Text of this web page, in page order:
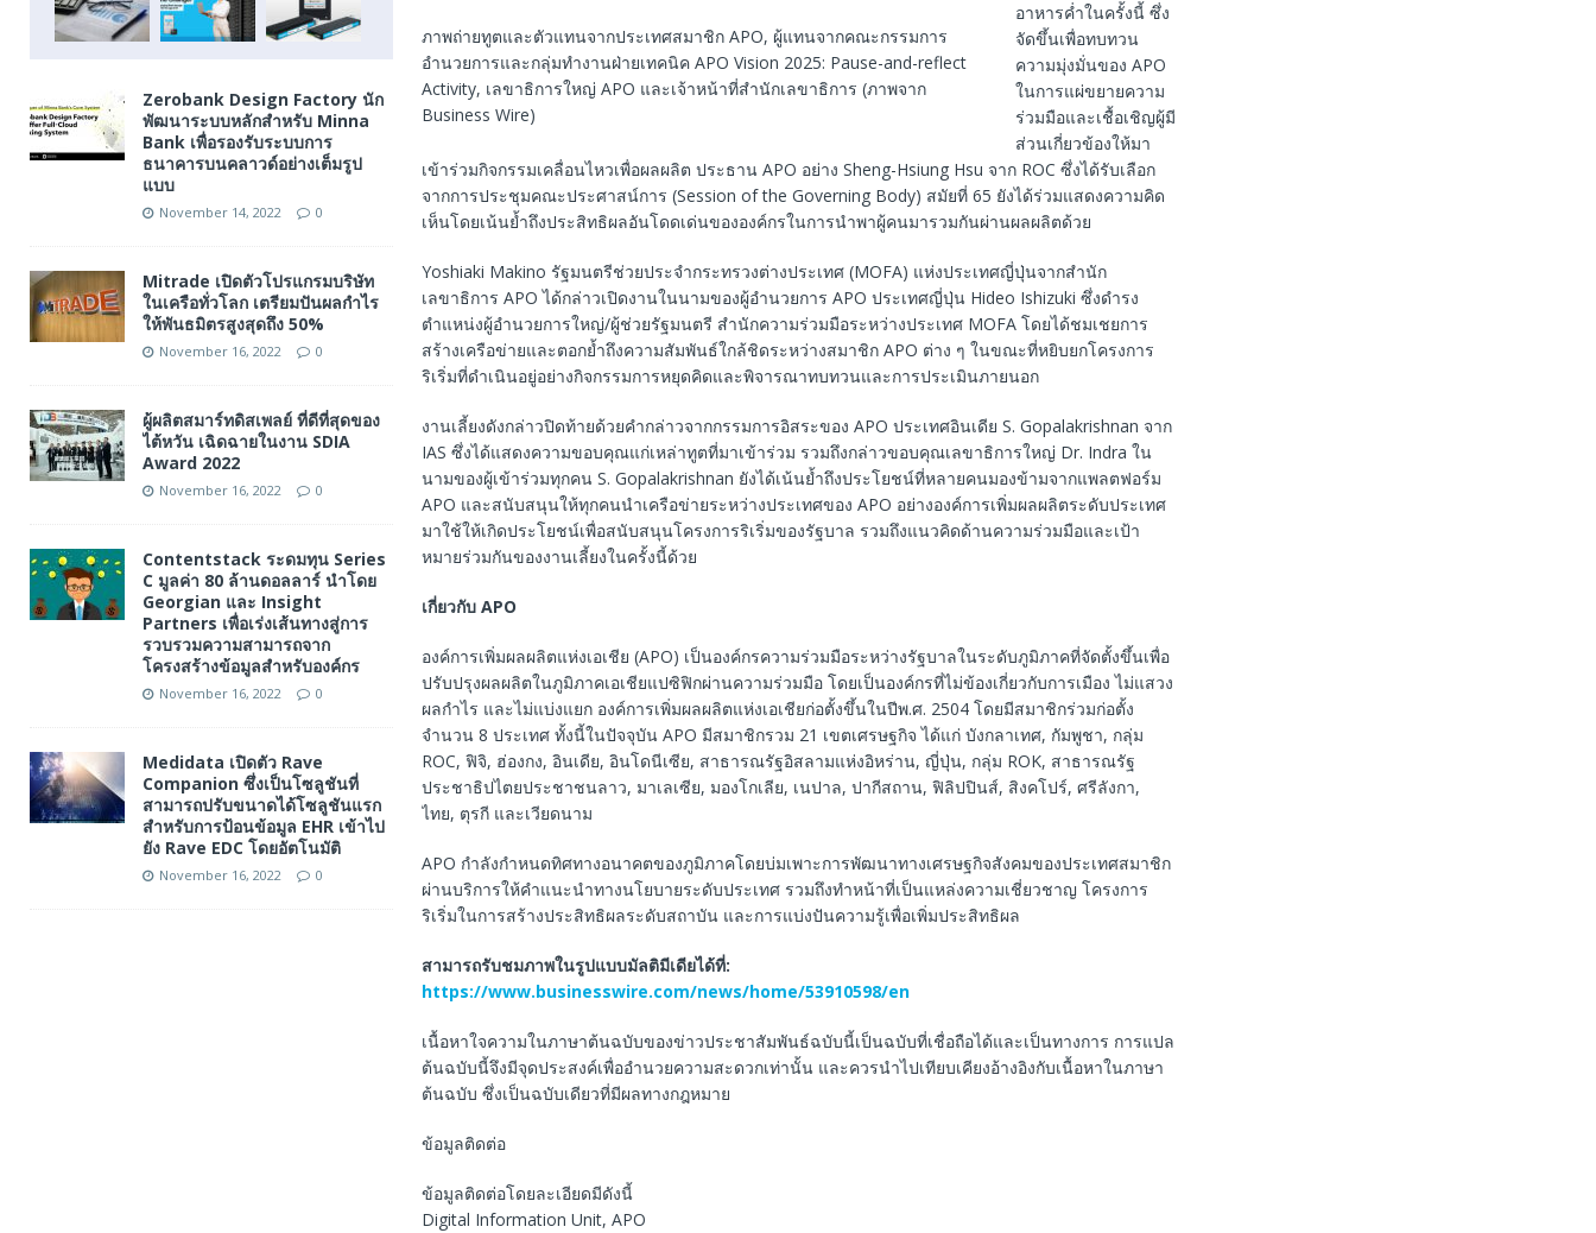
ภาพถ่ายทูตและตัวแทนจากประเทศสมาชิก APO, ผู้แทนจากคณะกรรมการ
อำนวยการและกลุ่มทำงานฝ่ายเทคนิค APO Vision 2025: Pause-and-reflect
Activity, เลขาธิการใหญ่ APO และเจ้าหน้าที่สำนักเลขาธิการ (ภาพจาก
Business Wire)
อาหารค่ำในครั้งนี้ ซึ่ง
จัดขึ้นเพื่อทบทวน
ความมุ่งมั่นของ APO
ในการแผ่ขยายความ
ร่วมมือและเชื้อเชิญผู้มี
ส่วนเกี่ยวข้องให้มา
เข้าร่วมกิจกรรมเคลื่อนไหวเพื่อผลผลิต ประธาน APO อย่าง Sheng-Hsiung Hsu จาก ROC ซึ่งได้รับเลือก
จากการประชุมคณะประศาสน์การ (Session of the Governing Body) สมัยที่ 65 ยังได้ร่วมแสดงความคิด
เห็นโดยเน้นย้ำถึงประสิทธิผลอันโดดเด่นขององค์กรในการนำพาผู้คนมารวมกันผ่านผลผลิตด้วย
Yoshiaki Makino รัฐมนตรีช่วยประจำกระทรวงต่างประเทศ (MOFA) แห่งประเทศญี่ปุ่นจากสำนัก
เลขาธิการ APO ได้กล่าวเปิดงานในนามของผู้อำนวยการ APO ประเทศญี่ปุ่น Hideo Ishizuki ซึ่งดำรง
ตำแหน่งผู้อำนวยการใหญ่/ผู้ช่วยรัฐมนตรี สำนักความร่วมมือระหว่างประเทศ MOFA โดยได้ชมเชยการ
สร้างเครือข่ายและตอกย้ำถึงความสัมพันธ์ใกล้ชิดระหว่างสมาชิก APO ต่าง ๆ ในขณะที่หยิบยกโครงการ
ริเริ่มที่ดำเนินอยู่อย่างกิจกรรมการหยุดคิดและพิจารณาทบทวนและการประเมินภายนอก
งานเลี้ยงดังกล่าวปิดท้ายด้วยคำกล่าวจากกรรมการอิสระของ APO ประเทศอินเดีย S. Gopalakrishnan จาก
IAS ซึ่งได้แสดงความขอบคุณแก่เหล่าทูตที่มาเข้าร่วม รวมถึงกล่าวขอบคุณเลขาธิการใหญ่ Dr. Indra ใน
นามของผู้เข้าร่วมทุกคน S. Gopalakrishnan ยังได้เน้นย้ำถึงประโยชน์ที่หลายคนมองข้ามจากแพลตฟอร์ม
APO และสนับสนุนให้ทุกคนนำเครือข่ายระหว่างประเทศของ APO อย่างองค์การเพิ่มผลผลิตระดับประเทศ
มาใช้ให้เกิดประโยชน์เพื่อสนับสนุนโครงการริเริ่มของรัฐบาล รวมถึงแนวคิดด้านความร่วมมือและเป้า
หมายร่วมกันของงานเลี้ยงในครั้งนี้ด้วย
เกี่ยวกับ APO
องค์การเพิ่มผลผลิตแห่งเอเชีย (APO) เป็นองค์กรความร่วมมือระหว่างรัฐบาลในระดับภูมิภาคที่จัดตั้งขึ้นเพื่อ
ปรับปรุงผลผลิตในภูมิภาคเอเชียแปซิฟิกผ่านความร่วมมือ โดยเป็นองค์กรที่ไม่ข้องเกี่ยวกับการเมือง ไม่แสวง
ผลกำไร และไม่แบ่งแยก องค์การเพิ่มผลผลิตแห่งเอเชียก่อตั้งขึ้นในปีพ.ศ. 2504 โดยมีสมาชิกร่วมก่อตั้ง
จำนวน 8 ประเทศ ทั้งนี้ในปัจจุบัน APO มีสมาชิกรวม 21 เขตเศรษฐกิจ ได้แก่ บังกลาเทศ, กัมพูชา, กลุ่ม
ROC, ฟิจิ, ฮ่องกง, อินเดีย, อินโดนีเซีย, สาธารณรัฐอิสลามแห่งอิหร่าน, ญี่ปุ่น, กลุ่ม ROK, สาธารณรัฐ
ประชาธิปไตยประชาชนลาว, มาเลเซีย, มองโกเลีย, เนปาล, ปากีสถาน, ฟิลิปปินส์, สิงคโปร์, ศรีลังกา,
ไทย, ตุรกี และเวียดนาม
APO กำลังกำหนดทิศทางอนาคตของภูมิภาคโดยบ่มเพาะการพัฒนาทางเศรษฐกิจสังคมของประเทศสมาชิก
ผ่านบริการให้คำแนะนำทางนโยบายระดับประเทศ รวมถึงทำหน้าที่เป็นแหล่งความเชี่ยวชาญ โครงการ
ริเริ่มในการสร้างประสิทธิผลระดับสถาบัน และการแบ่งปันความรู้เพื่อเพิ่มประสิทธิผล
สามารถรับชมภาพในรูปแบบมัลติมีเดียได้ที่:
https://www.businesswire.com/news/home/53910598/en
เนื้อหาใจความในภาษาต้นฉบับของข่าวประชาสัมพันธ์ฉบับนี้เป็นฉบับที่เชื่อถือได้และเป็นทางการ การแปล
ต้นฉบับนี้จึงมีจุดประสงค์เพื่ออำนวยความสะดวกเท่านั้น และควรนำไปเทียบเคียงอ้างอิงกับเนื้อหาในภาษา
ต้นฉบับ ซึ่งเป็นฉบับเดียวที่มีผลทางกฎหมาย
ข้อมูลติดต่อ
ข้อมูลติดต่อโดยละเอียดมีดังนี้
Digital Information Unit, APO
Zerobank Design Factory นัก
พัฒนาระบบหลักสำหรับ Minna
Bank เพื่อรองรับระบบการ
ธนาคารบนคลาวด์อย่างเต็มรูป
แบบ
November 14, 2022 0
Mitrade เปิดตัวโปรแกรมบริษัท
ในเครือทั่วโลก เตรียมปันผลกำไร
ให้พันธมิตรสูงสุดถึง 50%
November 16, 2022 0
ผู้ผลิตสมาร์ทดิสเพลย์ ที่ดีที่สุดของ
ไต้หวัน เฉิดฉายในงาน SDIA
Award 2022
November 16, 2022 0
Contentstack ระดมทุน Series
C มูลค่า 80 ล้านดอลลาร์ นำโดย
Georgian และ Insight
Partners เพื่อเร่งเส้นทางสู่การ
รวบรวมความสามารถจาก
โครงสร้างข้อมูลสำหรับองค์กร
November 16, 2022 0
Medidata เปิดตัว Rave
Companion ซึ่งเป็นโซลูชันที่
สามารถปรับขนาดได้โซลูชันแรก
สำหรับการป้อนข้อมูล EHR เข้าไป
ยัง Rave EDC โดยอัตโนมัติ
November 16, 2022 0